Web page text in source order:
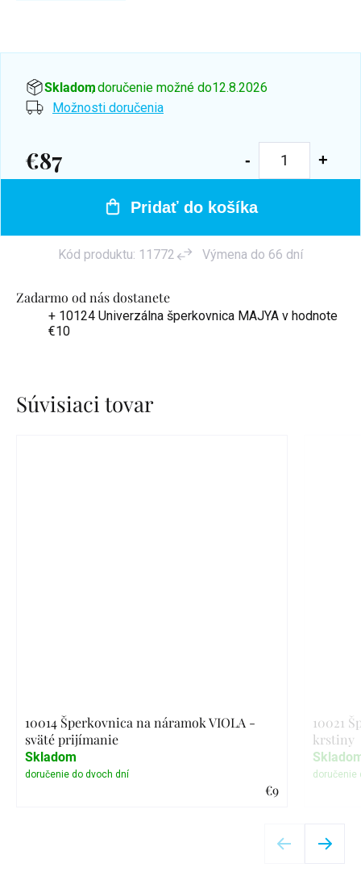
Zadarmo od nás dostanete
+ 10124 Univerzálna šperkovnica MAJYA v hodnote
€10
Skladom, doručenie možné do12.8.2026
Možnosti doručenia
€87
Jednotková
Pridať do košíka
Kód produktu: 11772 Výmena do 66 dní
Súvisiaci tovar
10014 Šperkovnica na náramok VIOLA -
sväté prijímanie
€9
Skladom
10021
krstiny